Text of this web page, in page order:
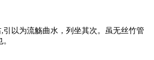
以为流觞曲水，列坐其次。虽无丝竹管